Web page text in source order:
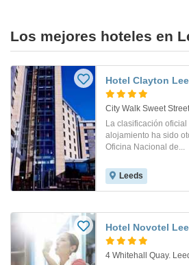
Los mejores hoteles en
Hotel Clayton
City Walk Sweet
La clasificación
alojamiento ha sido
Oficina Nacional de...
Leeds
Hotel Novotel
4 Whitehall Quay.